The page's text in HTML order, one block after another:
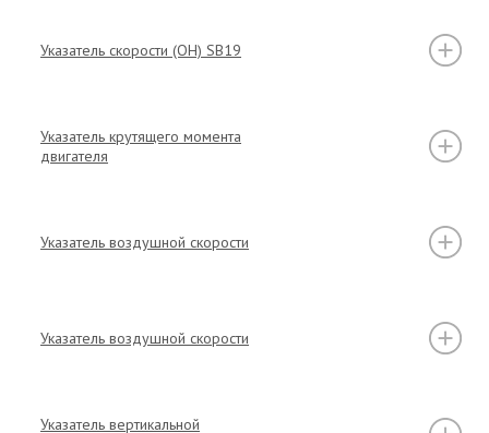
Указатель скорости (OH) SB19
Указатель крутящего момента
двигателя
Указатель воздушной скорости
Указатель воздушной скорости
Указатель вертикальной